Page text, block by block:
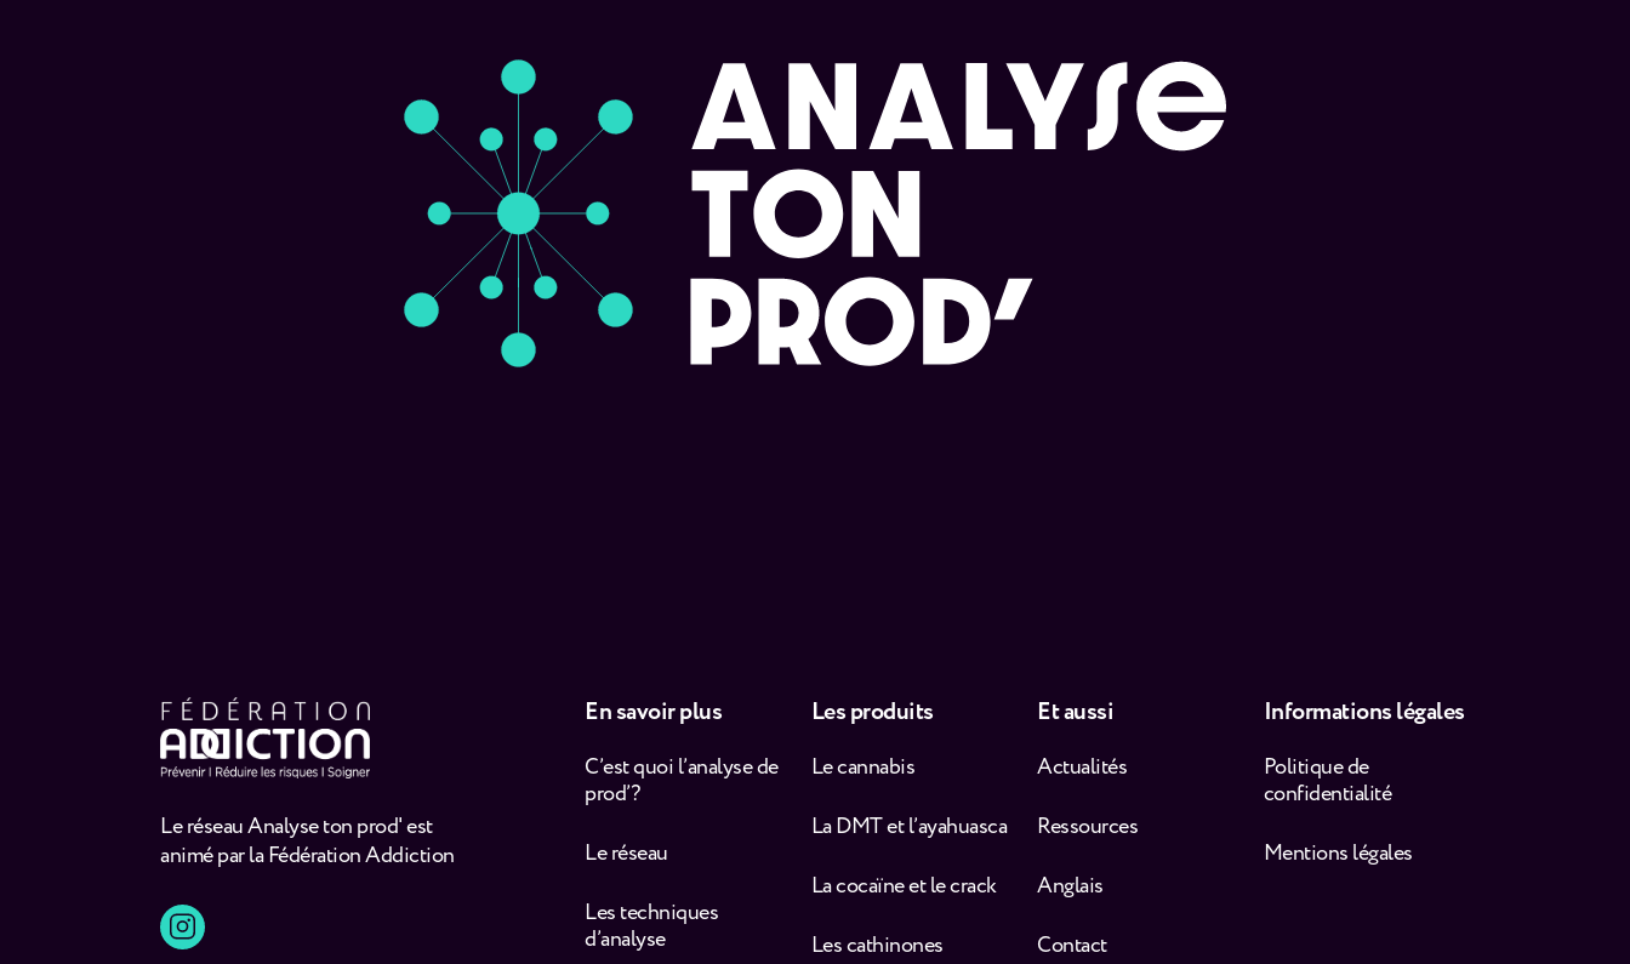
Le réseau Analyse ton prod' est
animé par la Fédération Addiction
En savoir plus
C’est quoi l’analyse de
prod’ ?
Le réseau
Les techniques
d’analyse
Les produits
Le cannabis
La DMT et l’ayahuasca
La cocaïne et le crack
Les cathinones
Et aussi
Actualités
Ressources
Anglais
Contact
Informations légales
Politique de
confidentialité
Mentions légales